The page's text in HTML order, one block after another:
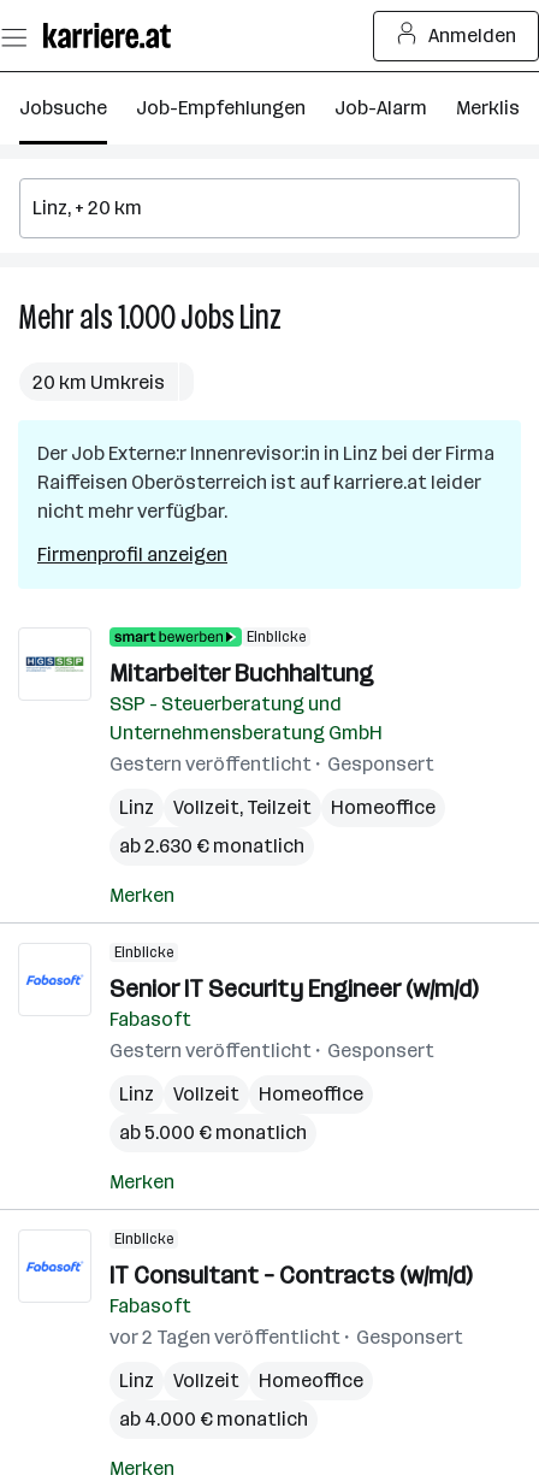
Seiteninhalt
springen
Anmelden
Jobsuche Job-Empfehlungen Job-Alarm Merkliste
Mehr als 1.000JobsLinz
in
Linz
20 km Umkreis
Der Job Externe:r Innenrevisor:in in Linz bei der Firma
Raiffeisen Oberösterreich ist auf karriere.at leider
nicht mehr verfügbar.
Firmenprofil anzeigen
Einblicke
Mitarbeiter Buchhaltung
SSP - Steuerberatung und
Unternehmensberatung GmbH
Gestern veröffentlicht
Gesponsert
Linz
Vollzeit, Teilzeit
Homeoffice
ab 2.630 € monatlich
Merken
Einblicke
Senior IT Security Engineer (w/m/d)
Fabasoft
Gestern veröffentlicht
Gesponsert
Linz
Vollzeit
Homeoffice
ab 5.000 € monatlich
Merken
Einblicke
IT Consultant – Contracts (w/m/d)
Fabasoft
vor 2 Tagen veröffentlicht
Gesponsert
Linz
Vollzeit
Homeoffice
ab 4.000 € monatlich
Merken